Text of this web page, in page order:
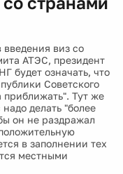
виз со
АТЭС, президент
будет означать, что
Советского
Тут же
делать "более
он не раздражал
в заполнении тех
местными